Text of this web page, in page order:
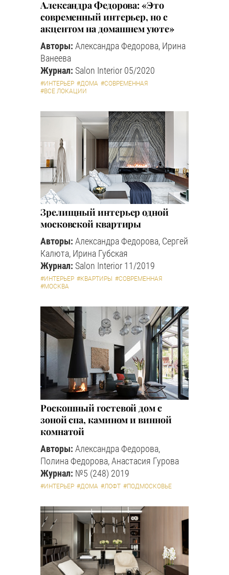
Александра Федорова: «Это
современный интерьер, но с
акцентом на домашнем уюте»
Авторы: Александра Федорова, Ирина
Ванеева
Журнал: Salon Interior 05/2020
#ИНТЕРЬЕР #ДОМА #СОВРЕМЕННАЯ
#ВСЕ ЛОКАЦИИ
Зрелищный интерьер одной
московской квартиры
Авторы: Александра Федорова, Сергей
Калюта, Ирина Губская
Журнал: Salon Interior 11/2019
#ИНТЕРЬЕР #КВАРТИРЫ #СОВРЕМЕННАЯ
#МОСКВА
Роскошный гостевой дом с
зоной спа, камином и винной
комнатой
Авторы: Александра Федорова,
Полина Федорова, Анастасия Гурова
Журнал: №5 (248) 2019
#ИНТЕРЬЕР #ДОМА #ЛОФТ #ПОДМОСКОВЬЕ